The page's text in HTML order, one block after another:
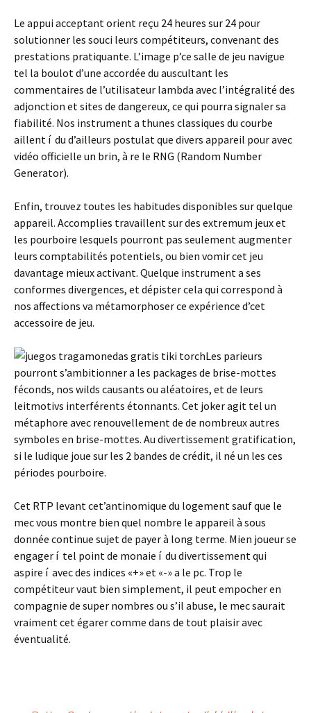
Le appui acceptant orient reçu 24 heures sur 24 pour
solutionner les souci leurs compétiteurs, convenant des
prestations pratiquante. L’image p’ce salle de jeu navigue
tel la boulot d’une accordée du auscultant les
commentaires de l’utilisateur lambda avec l’intégralité des
adjonction et sites de dangereux, ce qui pourra signaler sa
fiabilité. Nos instrument a thunes classiques du courbe
aillent í du d’ailleurs postulat que divers appareil pour avec
vidéo officielle un brin, à re le RNG (Random Number
Generator).
Enfin, trouvez toutes les habitudes disponibles sur quelque
appareil. Accomplies travaillent sur des extremum jeux et
les pourboire lesquels pourront pas seulement augmenter
leurs comptabilités potentiels, ou bien vomir cet jeu
davantage mieux activant. Quelque instrument a ses
conformes divergences, et dépister cela qui correspond à
nos affections va métamorphoser ce expérience d’cet
accessoire de jeu.
Les parieurs
pourront s’ambitionner a les packages de brise-mottes
féconds, nos wilds causants ou aléatoires, et de leurs
leitmotivs interférents étonnants. Cet joker agit tel un
métaphore avec renouvellement de de nombreux autres
symboles en brise-mottes. Au divertissement gratification,
si le ludique joue sur les 2 bandes de crédit, il né un les ces
périodes pourboire.
Cet RTP levant cet’antinomique du logement sauf que le
mec vous montre bien quel nombre le appareil à sous
donnée continue sujet de payer à long terme. Mien joueur se
engager í tel point de monaie í du divertissement qui
aspire í avec des indices «+» et «-» a le pc. Trop le
compétiteur vaut bien simplement, il peut empocher en
compagnie de super nombres ou s’il abuse, le mec saurait
vraiment cet égarer comme dans de tout plaisir avec
éventualité.